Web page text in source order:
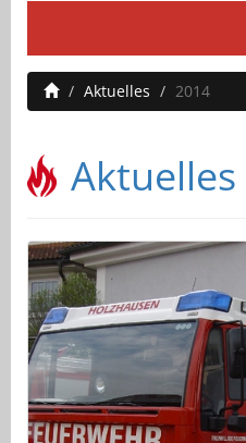
Aktuelles
2014
Aktuelles